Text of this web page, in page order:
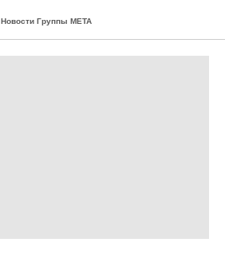
Новости Группы МЕТА